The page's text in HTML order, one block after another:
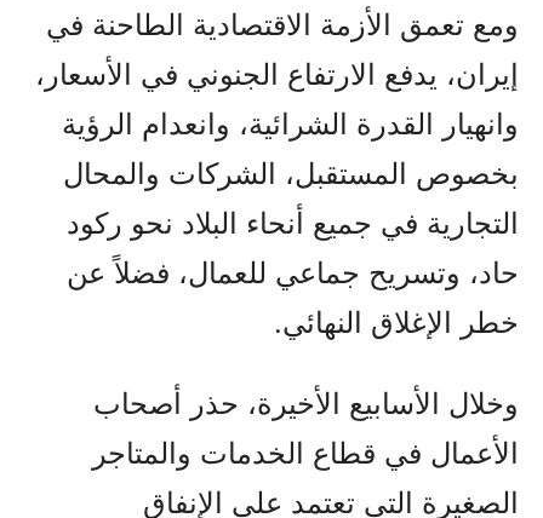
ومع تعمق الأزمة الاقتصادية الطاحنة في
إيران، يدفع الارتفاع الجنوني في الأسعار،
وانهيار القدرة الشرائية، وانعدام الرؤية
بخصوص المستقبل، الشركات والمحال
التجارية في جميع أنحاء البلاد نحو ركود
حاد، وتسريح جماعي للعمال، فضلاً عن
خطر الإغلاق النهائي.
وخلال الأسابيع الأخيرة، حذر أصحاب
الأعمال في قطاع الخدمات والمتاجر
الصغيرة التي تعتمد على الإنفاق